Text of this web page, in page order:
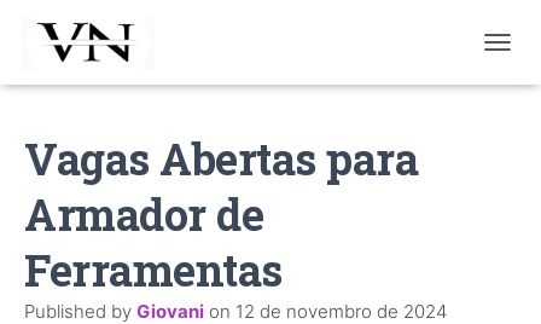
O
Vagas Abertas para
Armador de
Ferramentas
Published by Giovani on 12 de novembro de 2024